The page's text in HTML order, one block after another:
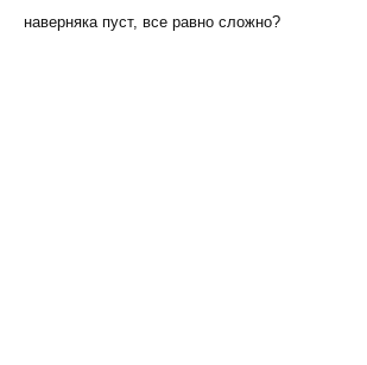
наверняка пуст, все равно сложно?